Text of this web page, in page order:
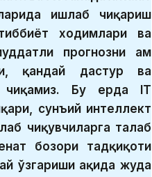
ишлаб чиқариш
ходимлари ва
прогнозни ҳам
қандай дастур ва
чиқамиз. Бу ерда IТ
сунъий интеллект
чиқувчиларга талаб
бозори тадқиқоти
ўзгариши ҳақида жуда